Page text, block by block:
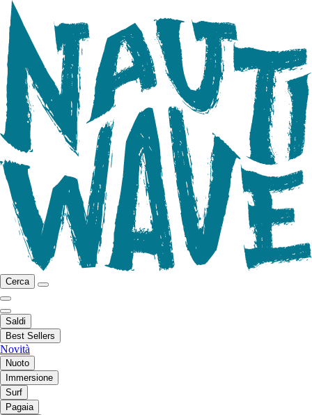
Cerca
Saldi
Best Sellers
Novità
Nuoto
Immersione
Surf
Pagaia